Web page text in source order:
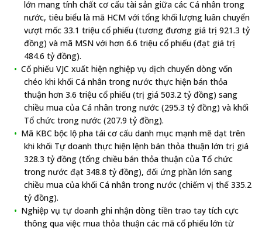
lớn mang tính chất cơ cấu tài sản giữa các Cá nhân trong
nước, tiêu biểu là mã HCM với tổng khối lượng luân chuyển
vượt mốc 33.1 triệu cổ phiếu (tương đương giá trị 921.3 tỷ
đồng) và mã MSN với hơn 6.6 triệu cổ phiếu (đạt giá trị
484.6 tỷ đồng).
Cổ phiếu VJC xuất hiện nghiệp vụ dịch chuyển dòng vốn
chéo khi khối Cá nhân trong nước thực hiện bán thỏa
thuận hơn 3.6 triệu cổ phiếu (trị giá 503.2 tỷ đồng) sang
chiều mua của Cá nhân trong nước (295.3 tỷ đồng) và khối
Tổ chức trong nước (207.9 tỷ đồng).
Mã KBC bộc lộ pha tái cơ cấu danh mục mạnh mẽ dạt trên
khi khối Tự doanh thực hiện lệnh bán thỏa thuận lớn trị giá
328.3 tỷ đồng (tổng chiều bán thỏa thuận của Tổ chức
trong nước đạt 348.8 tỷ đồng), đối ứng phần lớn sang
chiều mua của khối Cá nhân trong nước (chiếm vị thế 335.2
tỷ đồng).
Nghiệp vụ tự doanh ghi nhận dòng tiền trao tay tích cực
thông qua việc mua thỏa thuận các mã cổ phiếu lớn từ